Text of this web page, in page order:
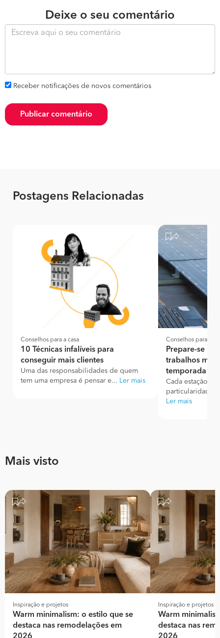
Deixe o seu comentário
Receber notificações de novos comentários
Publicar comentário
Postagens Relacionadas
Conselhos para a casa
10 Técnicas infalíveis para
conseguir mais clientes
Uma das responsabilidades de quem
tem uma empresa é pensar e... Ler mais
Conselhos para a
Prepare-se
trabalhos
temporada
Cada estação
Ler mais
Mais visto
Inspiração e projetos
Warm minimalism: o estilo que se
destaca nas remodelações em
Inspiração e projetos
Warm
destaca nas